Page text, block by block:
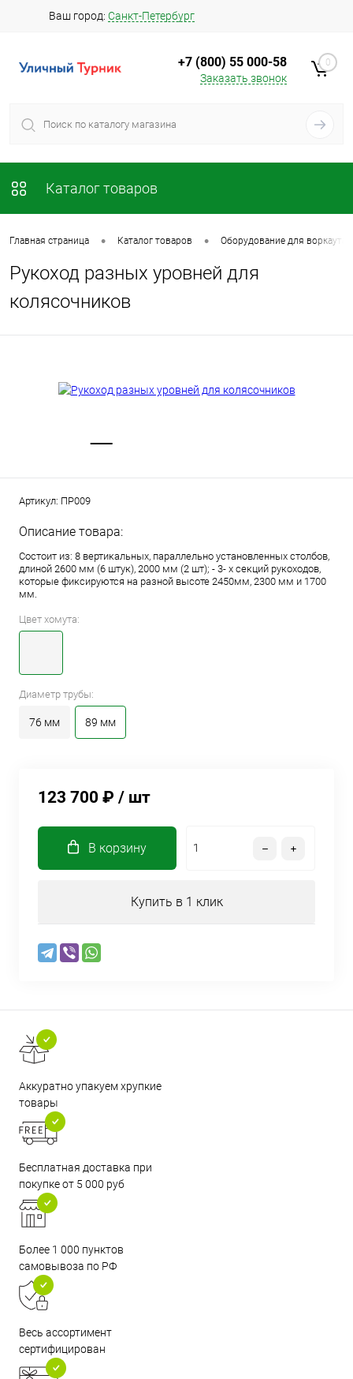
Ваш город: Санкт-Петербург
+7 (800) 55 000-58
Заказать звонок
0
Каталог товаров
Главная страница • Каталог товаров • Оборудование для воркаута
Рукоход разных уровней для
колясочников
Артикул: ПР009
Описание товара:
Состоит из: 8 вертикальных, параллельно установленных столбов,
длиной 2600 мм (6 штук), 2000 мм (2 шт); - 3- х секций рукоходов,
которые фиксируются на разной высоте 2450мм, 2300 мм и 1700
мм.
Цвет хомута:
Диаметр трубы:
76 мм 89 мм
123 700 ₽ / шт
В корзину
Купить в 1 клик
Аккуратно упакуем хрупкие
товары
Бесплатная доставка при
покупке от 5 000 руб
Более 1 000 пунктов
самовывоза по РФ
Весь ассортимент
сертифицирован